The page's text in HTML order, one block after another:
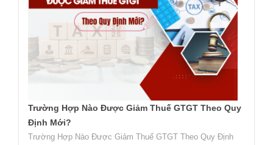
Trường Hợp Nào Được Giảm Thuế GTGT Theo Quy
Định Mới?
Trường Hợp Nào Được Giảm Thuế GTGT Theo Quy Định